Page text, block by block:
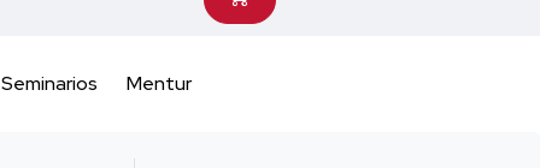
Seminarios Mentur